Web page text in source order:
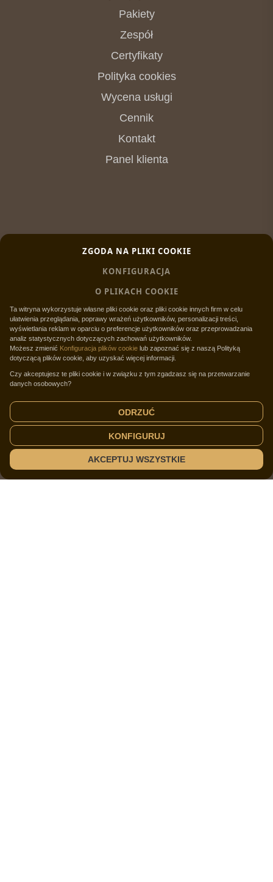
Pakiety
Zespół
Certyfikaty
Polityka cookies
Wycena usługi
Cennik
Kontakt
Panel klienta
ADAMIS
ZGODA NA PLIKI COOKIE
KONFIGURACJA
O PLIKACH COOKIE
Ta witryna wykorzystuje własne pliki cookie oraz pliki cookie innych firm w celu
ułatwienia przeglądania, poprawy wrażeń użytkowników, personalizacji treści,
wyświetlania reklam w oparciu o preferencje użytkowników oraz przeprowadzania
analiz statystycznych dotyczących zachowań użytkowników.
Możesz zmienić Konfiguracja plików cookie lub zapoznać się z naszą Polityką
dotyczącą plików cookie, aby uzyskać więcej informacji.
Czy akceptujesz te pliki cookie i w związku z tym zgadzasz się na przetwarzanie
danych osobowych?
ODRZUĆ
KONFIGURUJ
AKCEPTUJ WSZYSTKIE